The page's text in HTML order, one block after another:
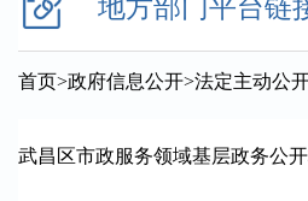
地方部门平台链
首页>政府信息公开>法定主动公
武昌区市政服务领域基层政务公